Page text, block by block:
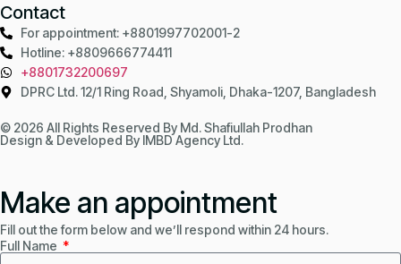
Contact
For appointment: +8801997702001-2
Hotline: +8809666774411
+8801732200697
DPRC Ltd. 12/1 Ring Road, Shyamoli, Dhaka-1207, Bangladesh
© 2026 All Rights Reserved By Md. Shafiullah Prodhan
Design & Developed By IMBD Agency Ltd.
Make an appointment
Fill out the form below and we’ll respond within 24 hours.
Full Name